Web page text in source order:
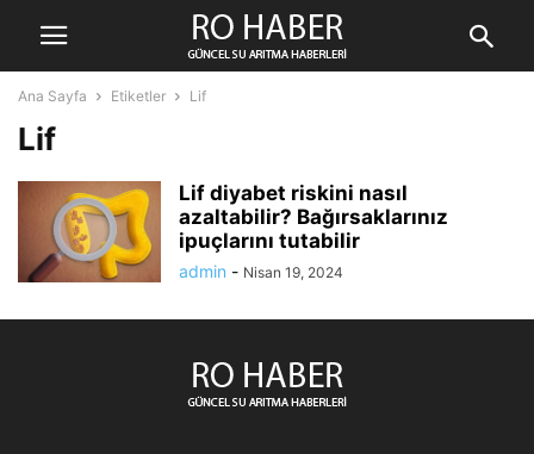
Ana Sayfa Etiketler Lif
Lif
Lif diyabet riskini nasıl
azaltabilir? Bağırsaklarınız
ipuçlarını tutabilir
admin - Nisan 19, 2024